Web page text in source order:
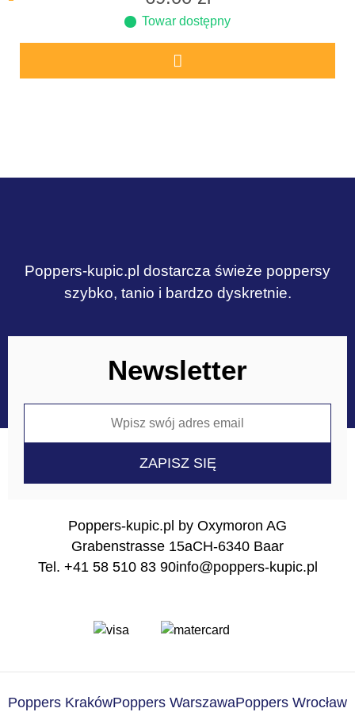
Towar dostępny
Poppers-kupic.pl dostarcza świeże poppersy
szybko, tanio i bardzo dyskretnie.
Newsletter
Poppers-kupic.pl by Oxymoron AG
Grabenstrasse 15aCH-6340 Baar
Tel. +41 58 510 83 90info@poppers-kupic.pl
Poppers KrakówPoppers WarszawaPoppers Wrocław